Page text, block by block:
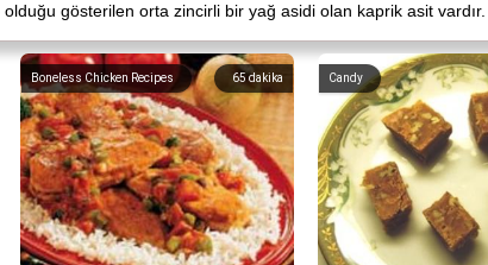
gösterilen orta zincirli bir yağ asidi olan kaprik asit vardır.
65 dakika
Boneless Chicken Recipes Candy